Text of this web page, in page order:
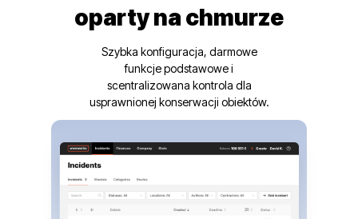
oparty na chmurze
Szybka konfiguracja, darmowe
funkcje podstawowe i
scentralizowana kontrola dla
usprawnionej konserwacji obiektów.